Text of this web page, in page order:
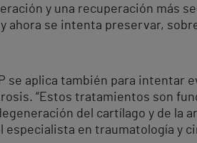
y una recuperación más
ahora se intenta preservar,
se aplica también para intentar
“Estos tratamientos son
del cartílago y de la
en traumatología y